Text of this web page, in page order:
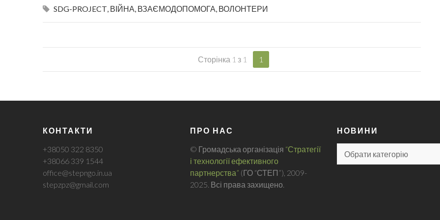
SDG-PROJECT, ВІЙНА, ВЗАЄМОДОПОМОГА, ВОЛОНТЕРИ
Сторінка 1 з 1 1
КОНТАКТИ
+38050 322 8350
+38066 339 1544
office@stepngo.in.ua
stepzpz@gmail.com
ПРО НАС
© Громадська організація “Стратегії
і технології ефективного
партнерства” (ГО “СТЕП”), 2009-
2025. Всі права захищено.
НОВИНИ